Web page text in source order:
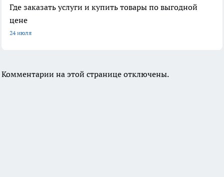
Где заказать услуги и купить товары по выгодной
цене
24 июля
Комментарии на этой странице отключены.